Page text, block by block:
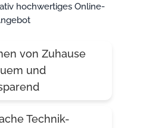
hochwertiges Online-
von Zuhause
und
Technik-